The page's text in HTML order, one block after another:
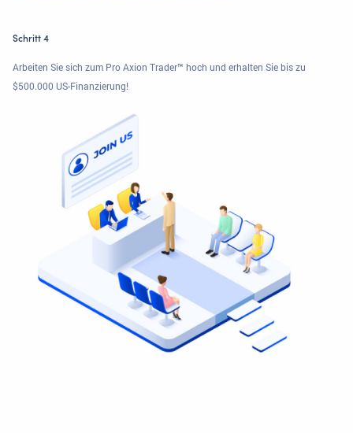
Schritt 4
Arbeiten Sie sich zum Pro Axion Trader™ hoch und erhalten Sie bis zu
$500.000 US-Finanzierung!